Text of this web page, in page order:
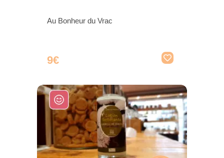
Au Bonheur du Vrac
9€